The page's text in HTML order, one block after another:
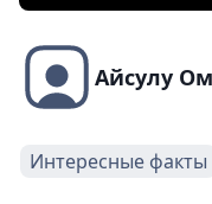
Айсулу
Интересные факты